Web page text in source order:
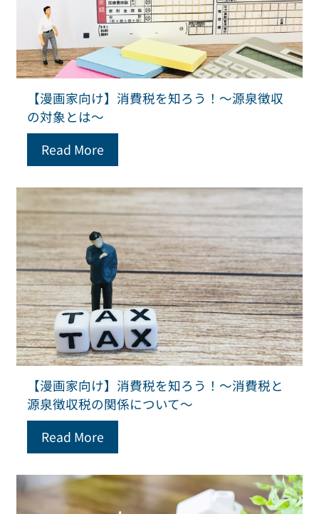
【漫画家向け】消費税を知ろう！～源泉徴収
の対象とは～
Read More
【漫画家向け】消費税を知ろう！～消費税と
源泉徴収税の関係について～
Read More